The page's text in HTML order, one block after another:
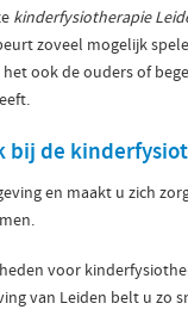
kinderfysiotherapie
zoveel mogelijk
ook de ouders of
bij de
en maakt u zich
voor
van Leiden belt u zo